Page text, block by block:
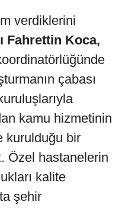
verdiklerini
Fahrettin Koca,
çabası
kamu hizmetinin
kurulduğu bir
Özel hastanelerin
kalite
şehir